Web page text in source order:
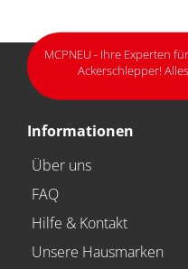
MCPNEU - Ihre Experten
Ackerschlepper!
Informationen
Über uns
FAQ
Hilfe & Kontakt
Unsere Hausmarken